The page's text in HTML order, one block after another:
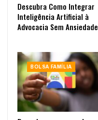
Descubra Como Integrar
Inteligência Artificial à
Advocacia Sem Ansiedade
BOLSA FAMÍLIA